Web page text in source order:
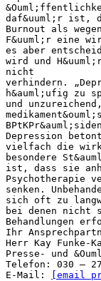
daf&uuml;r ist,
Burnout als
F&uuml;r eine
es aber
wird und
nicht
verhindern.
h&auml;ufig zu
und
Depression
vielfach die
besondere
ist, dass sie
Psychotherapie
senken.
sich oft zu
bei denen nicht
Behandlungen
Ihr
Herr Kay Funke-
Presse- und
Telefon: 030 –
E-Mail:
[email